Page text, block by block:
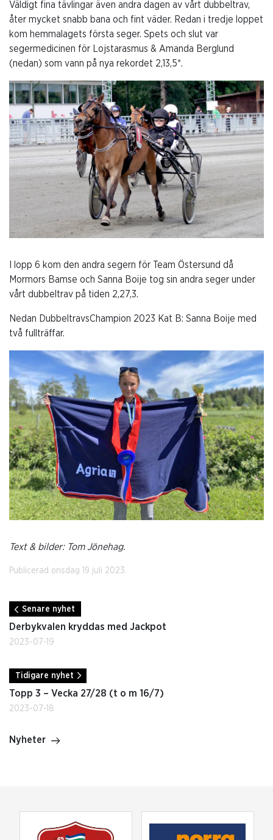
Väldigt fina tävlingar även andra dagen av vårt dubbeltrav,
åter mycket snabb bana och fint väder. Redan i tredje loppet
kom hemmalagets första seger. Spets och slut var
segermedicinen för Lojstarasmus & Amanda Berglund
(nedan) som vann på nya rekordet 2,13,5*.
I lopp 6 kom den andra segern för Team Östersund då
Mormors Bamse och Sanna Boije tog sin andra seger under
vårt dubbeltrav på tiden 2,27,3.
Nedan DubbeltravsChampion 2023 Kat B: Sanna Boije med
två fullträffar.
Text & bilder: Tom Jönehag.
Publicerad onsdag 19 juli 2023.
Senare nyhet
Derbykvalen kryddas med Jackpot
2023-07-19
Tidigare nyhet
Topp 3 – Vecka 27/28 (t o m 16/7)
2023-07-18
Nyheter